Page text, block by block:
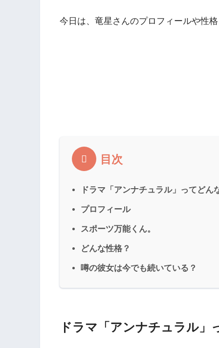
今日は、竜星さんのプロフィールや性
目次
ドラマ「アンナチュラル」ってどん
プロフィール
スポーツ万能くん。
どんな性格？
噂の彼女は今でも続いている？
ドラマ「アンナチュラル」